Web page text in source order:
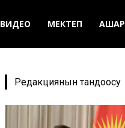
ВИДЕО МЕКТЕП АШАР
Редакциянын тандоосу